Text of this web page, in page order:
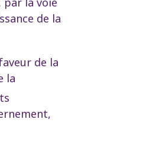
de la
de la
la